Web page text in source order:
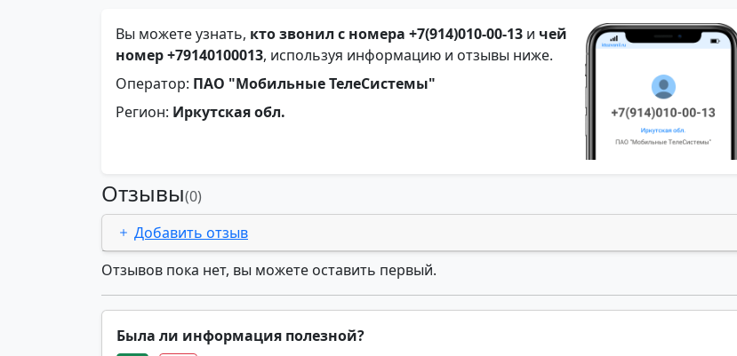
Вы можете узнать, кто звонил с номера +7(914)010-00-13 и чей
номер +79140100013, используя информацию и отзывы ниже.
Оператор: ПАО "Мобильные ТелеСистемы"
Регион: Иркутская обл.
Отзывы(0)
Добавить отзыв
Отзывов пока нет, вы можете оставить первый.
Была ли информация полезной?